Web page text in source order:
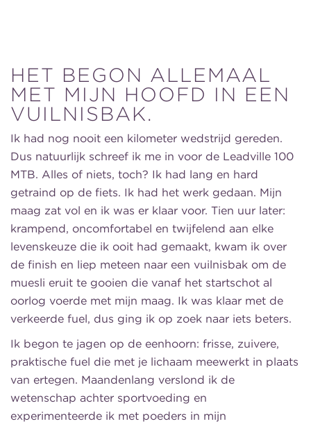
HET BEGON ALLEMAAL
MET MIJN HOOFD IN EEN
VUILNISBAK.
Ik had nog nooit een kilometer wedstrijd gereden.
Dus natuurlijk schreef ik me in voor de Leadville 100
MTB. Alles of niets, toch? Ik had lang en hard
getraind op de fiets. Ik had het werk gedaan. Mijn
maag zat vol en ik was er klaar voor. Tien uur later:
krampend, oncomfortabel en twijfelend aan elke
levenskeuze die ik ooit had gemaakt, kwam ik over
de finish en liep meteen naar een vuilnisbak om de
muesli eruit te gooien die vanaf het startschot al
oorlog voerde met mijn maag. Ik was klaar met de
verkeerde fuel, dus ging ik op zoek naar iets beters.
Ik begon te jagen op de eenhoorn: frisse, zuivere,
praktische fuel die met je lichaam meewerkt in plaats
van ertegen. Maandenlang verslond ik de
wetenschap achter sportvoeding en
experimenteerde ik met poeders in mijn